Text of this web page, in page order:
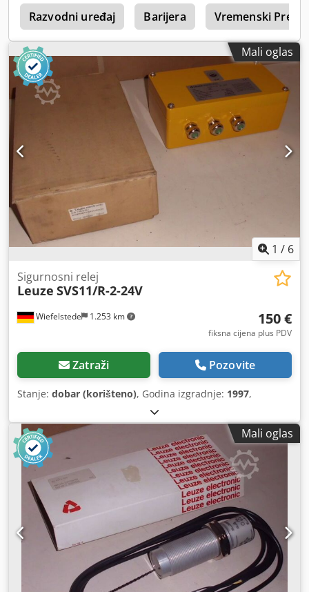
Razvodni uređaj Barijera Vremenski
Mali oglas
1 / 6
Wiefelstede 1.253 km
Sigurnosni relej
Leuze SVS11/R-2-24V
150 €
fiksna cijena plus PDV
Zatraži Pozovite
Stanje: dobar (korišteno), Godina izgradnje: 1997,
Mali oglas